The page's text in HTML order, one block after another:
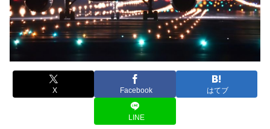
X Facebook はてブ
LINE